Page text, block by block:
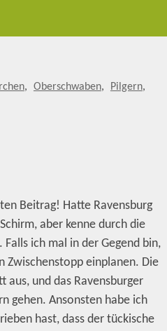
, Oberschwaben, Pilgern,
Beitrag! Hatte Ravensburg
aber kenne durch die
ich mal in der Gegend bin,
Zwischenstopp einplanen. Die
aus, und das Ravensburger
gehen. Ansonsten habe ich
hast, dass der tückische